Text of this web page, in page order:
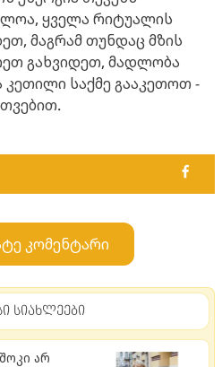
ყველა რიტუალის
მაგრამ თუნდაც მზის
გახვიდეთ, მადლობა
საქმე გააკეთოთ -
კომენტარი
სიახლეები
არ